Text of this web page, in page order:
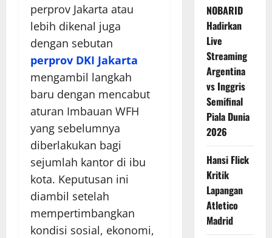
perprov Jakarta atau
lebih dikenal juga
dengan sebutan
perprov DKI Jakarta
mengambil langkah
baru dengan mencabut
aturan Imbauan WFH
yang sebelumnya
diberlakukan bagi
sejumlah kantor di ibu
kota. Keputusan ini
diambil setelah
mempertimbangkan
kondisi sosial, ekonomi,
NOBARID
Hadirkan
Live
Streaming
Argentina
vs Inggris
Semifinal
Piala Dunia
2026
Hansi Flick
Kritik
Lapangan
Atletico
Madrid